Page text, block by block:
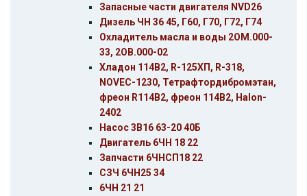
Запасные части двигателя NVD26
Дизель ЧН 36 45, Г60, Г70, Г72, Г74
Охладитель масла и воды 2ОМ.000-
33, 2ОВ.000-02
Хладон 114В2, R-125ХП, R-318,
NOVEC-1230, Тетрафтордибромэтан,
фреон R114B2, фреон 114В2, Halon-
2402
Насос 3В16 63-20 40Б
Двигатель 6ЧН 18 22
Запчасти 6ЧНСП18 22
СЗЧ 6ЧН25 34
6ЧН 21 21